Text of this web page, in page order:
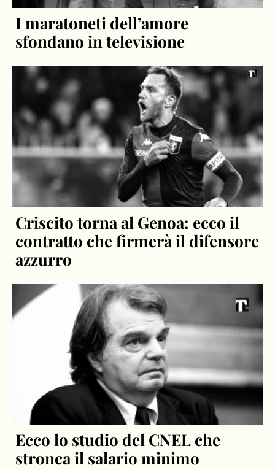
I maratoneti dell’amore
sfondano in televisione
Criscito torna al Genoa: ecco il
contratto che firmerà il difensore
azzurro
Ecco lo studio del CNEL che
stronca il salario minimo